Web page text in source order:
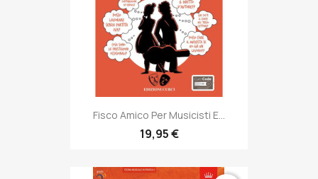
Fisco Amico Per Musicisti E...
19,95 €